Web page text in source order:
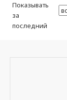
Показывать
за
последний